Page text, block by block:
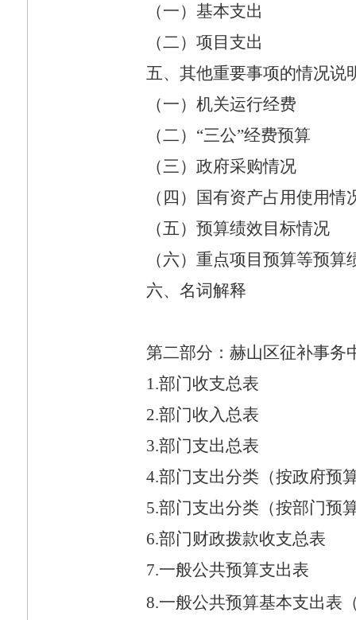
（一）基本支出
（二）项目支出
五、其他重要事项的情况说
（一）机关运行经费
（二）“三公”经费预算
（三）政府采购情况
（四）国有资产占用使用情
（五）预算绩效目标情况
（六）重点项目预算等预算
六、名词解释
第二部分：赫山区征补事务
1.部门收支总表
2.部门收入总表
3.部门支出总表
4.部门支出分类（按政府预
5.部门支出分类（按部门预
6.部门财政拨款收支总表
7.一般公共预算支出表
8.一般公共预算基本支出表